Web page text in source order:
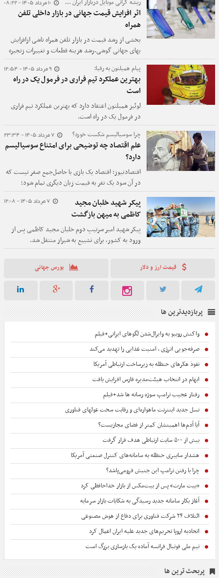
10 مرداد 1405 - 08:22 ریشه گرانی موبایل دربازار ایران چیست؟
اثر افزایش قیمت جهانی در بازار داخلی تلفن
همراه
بخشی از رشد قیمت‌ در بازار تلفن همراه ناشی ازافزایش
بهای جهانی گوشی،رشد هزینه قطعات و تغییرات زنجیره
تأمین است.
9 مرداد 1405 - 12:54 پیام همیلتون به رقبا؛
بهترین عملکرد تیم فراری در فرمول یک در راه
است
لوئیز همیلتون اعتقاد دارد که بهترین عملکرد تیم فراری
در فرمول یک در راه است.
7 مرداد 1405 - 23:34 چرا سوسیالیسم شکست خورد؟
علم اقتصاد چه توضیحی برای امتناع سوسیالیسم
دارد؟
اقتصادنیوز: اقتصاد یک بازی با حاصل‌جمع صفر نیست که
در آن سود یک نفر به قیمت زیان دیگری تمام شود؛
همچنین صرفا مجموعه‌ای از اعداد یا آمار و ارقام بی‌هدف
نیست، بلکه حاصل «کنش آگاهانه انسانی» است.
7 مرداد 1405 - 12:08
پیکر شهید خلبان مجید
کاظمی به میهن بازگشت
پیکر شهید امیر سرتیپ دوم خلبان مجید کاظمی پس از
ورود به کشور، برای تشییع به شیراز منتقل شد.
قیمت ارز و دلار بورس جهانی
پربازدیدترین ها
واکنش روبیو به وایرال‌شدن لگوهای ایرانی+فیلم
صرفه‌جویی انرژی ، امنیت غذایی را تهدید می‌کند
نفوذ هکرهای حنظله به زیرساخت ارتباطی آمریکا
ابهام در انتخاب هیئت‌مدیره فارس افزایش یافت
رفتار عجیب ترامپ سوژه رسانه ها شد+فیلم
نسل جدید اینترنت ماهواره‌ای و رقابت سخت عولهای فناوری
آیا آدم‌ها اهمیتشان کمتر از فضای مجازیست؟
بیش از ۵۰۰ سایت ارتباطی هدف قرار گرفت
هشدار سایبری حنظله به سامانه‌های کنترل صنعتی آمریکا
چرا با رفتن ترامپ این جنبش فرومی‌پاشد؟
«بیت‌ مارت» پس از بیت‌‌مکس از بازار خداحافظی کرد
آغاز بکار سامانه جدید رسیدگی به شکایات بازار سرمایه
ائتلاف ۲۴ شرکت فناوری برای دفاع از هوش مصنوعی
اتحادیه اروپا تحریم‌های جدید علیه ایران اعمال کرد
تیم ملی فوتبال فرانسه آماده یک بازسازی بزرگ است
پربحث ترین ها